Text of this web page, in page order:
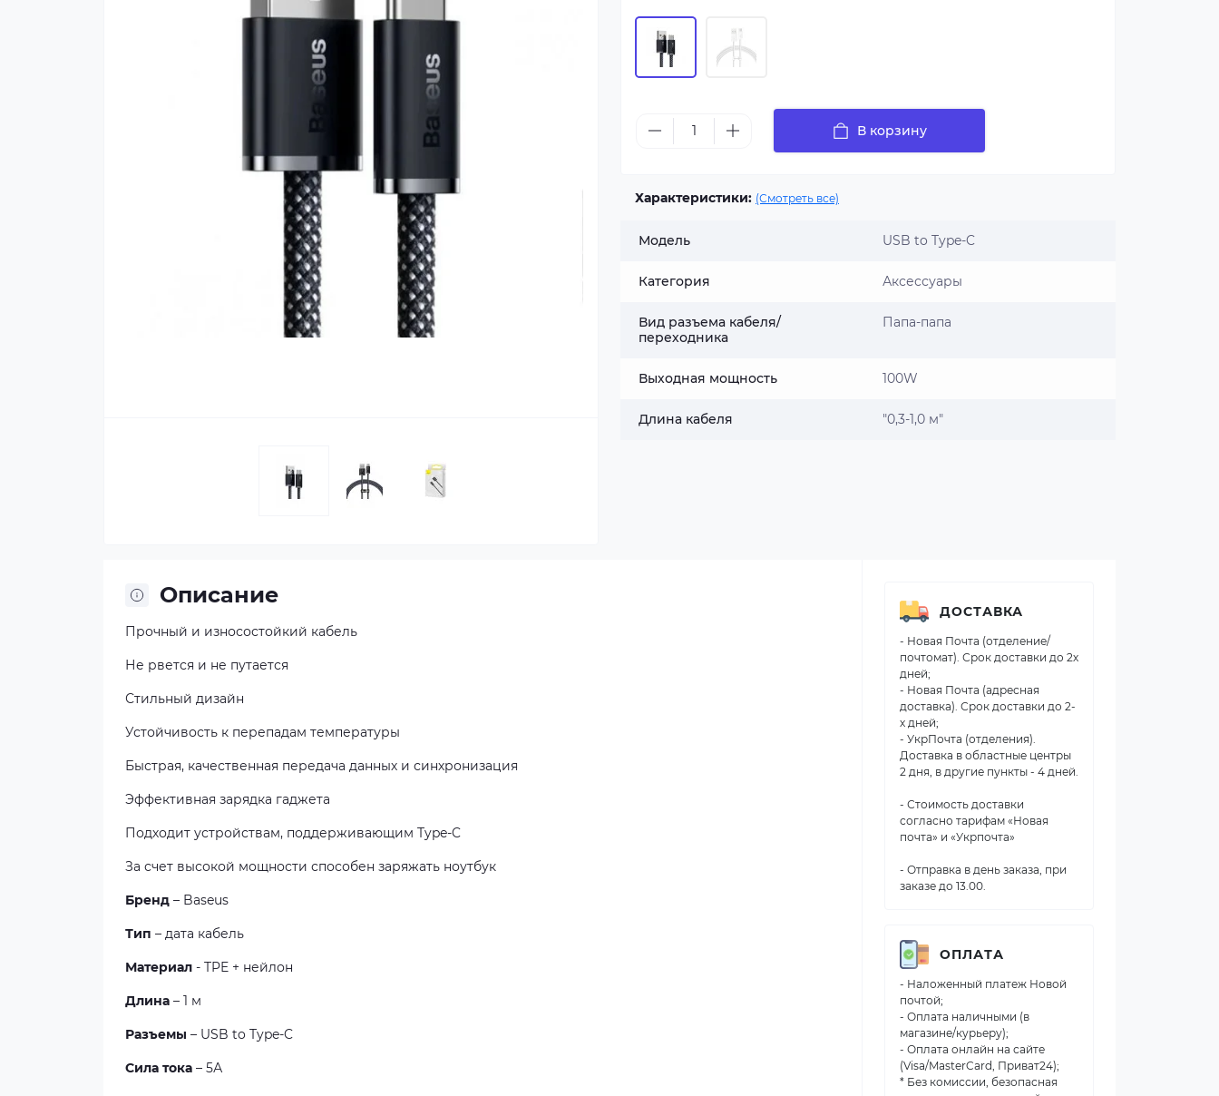
В корзину
Характеристики: (Смотреть все)
Модель USB to Type-C
Категория Аксессуары
Вид разъема кабеля/
переходника
Папа-папа
Выходная мощность 100W
Длина кабеля "0,3-1,0 м"
Описание
Прочный и износостойкий кабель
Не рвется и не путается
Стильный дизайн
Устойчивость к перепадам температуры
Быстрая, качественная передача данных и синхронизация
Эффективная зарядка гаджета
Подходит устройствам, поддерживающим Type-C
За счет высокой мощности способен заряжать ноутбук
Бренд – Baseus
Тип – дата кабель
Материал - TPE + нейлон
Длина – 1 м
Разъемы – USB to Type-C
Сила тока – 5А
ДОСТАВКА
- Новая Почта (отделение/
почтомат). Срок доставки до 2х
дней;
- Новая Почта (адресная
доставка). Срок доставки до 2-
х дней;
- УкрПочта (отделения).
Доставка в областные центры
2 дня, в другие пункты - 4 дней.
- Стоимость доставки
согласно тарифам «Новая
почта» и «Укрпочта»
- Отправка в день заказа, при
заказе до 13.00.
ОПЛАТА
- Наложенный платеж Новой
почтой;
- Оплата наличными (в
магазине/курьеру);
- Оплата онлайн на сайте
(Visa/MasterCard, Приват24);
* Без комиссии, безопасная